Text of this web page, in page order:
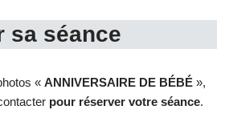
sa séance
«ANNIVERSAIRE DE BÉBÉ »,
pour réserver votre séance.